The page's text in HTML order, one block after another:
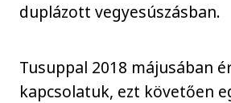
duplázott vegyesúszásban.
Tusuppal 2018 májusában
kapcsolatuk, ezt követően